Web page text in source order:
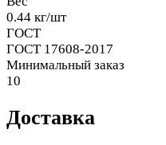
0.44 кг/шт
ГОСТ
ГОСТ 17608-2017
Минимальный заказ
10
Доставка